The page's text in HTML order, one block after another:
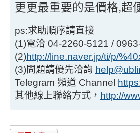
更更最重要的是價格,超
ps:求助順序請直接
(1)電洽 04-2260-5121 /
(2)http://line.naver.jp/ti/p/
(3)問題請優先洽詢
Telegram 頻道 Channel
其他線上聯絡方式， http://